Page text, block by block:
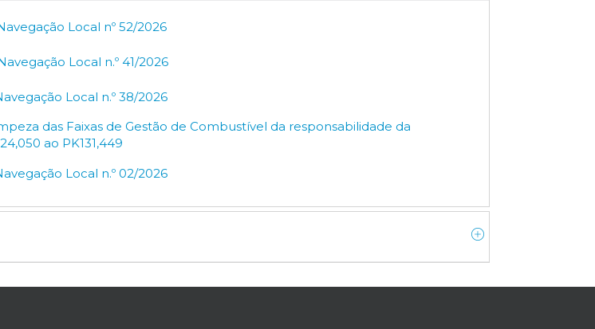
Local nº 52/2026
Local n.º 41/2026
Local n.º 38/2026
das Faixas de Gestão de Combustível da responsabilidade da
ao PK131,449
Local n.º 02/2026